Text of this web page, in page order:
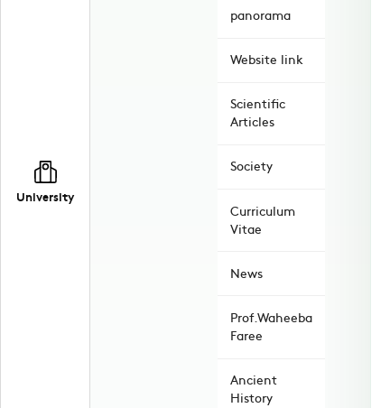
University
panorama
Website link
Scientific
Articles
Society
Curriculum
Vitae
News
Prof.Waheeba
Faree
Ancient
History